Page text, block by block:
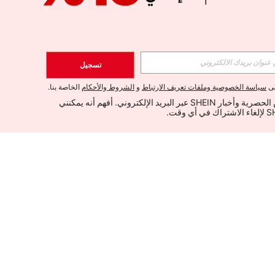
تسجيل
سياسة الخصوصية وملفات تعريف الارتباط و الشروط والأحكام الخاصة بنا.
أود تلقي العروض الحصرية وأخبار SHEIN عبر البريد الإلكتروني. أفهم أنه يمكنني